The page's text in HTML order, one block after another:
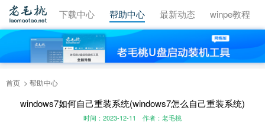
视频教程 下载中心 帮助中心 最新动态 winpe教程
首页 帮助中心
windows7如何自己重装系统(windows7怎么自己重装系统)
时间：2023-12-11 作者：老毛桃